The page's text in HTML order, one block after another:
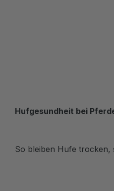
Hufgesundheit bei
So bleiben Hufe trocken,